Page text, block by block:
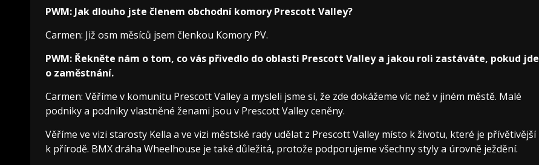
PWM: Jak dlouho jste členem obchodní komory Prescott Valley?
Carmen: Již osm měsíců jsem členkou Komory PV.
PWM: Řekněte nám o tom, co vás přivedlo do oblasti Prescott Valley a jakou roli zastáváte, pokud jde
o zaměstnání.
Carmen: Věříme v komunitu Prescott Valley a mysleli jsme si, že zde dokážeme víc než v jiném městě. Malé
podniky a podniky vlastněné ženami jsou v Prescott Valley ceněny.
Věříme ve vizi starosty Kella a ve vizi městské rady udělat z Prescott Valley místo k životu, které je přívětivější
k přírodě. BMX dráha Wheelhouse je také důležitá, protože podporujeme všechny styly a úrovně ježdění.